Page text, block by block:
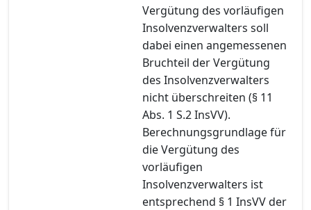
Vergütung des vorläufigen
Insolvenzverwalters soll
dabei einen angemessenen
Bruchteil der Vergütung
des Insolvenzverwalters
nicht überschreiten (§ 11
Abs. 1 S.2 InsVV).
Berechnungsgrundlage für
die Vergütung des
vorläufigen
Insolvenzverwalters ist
entsprechend § 1 InsVV der